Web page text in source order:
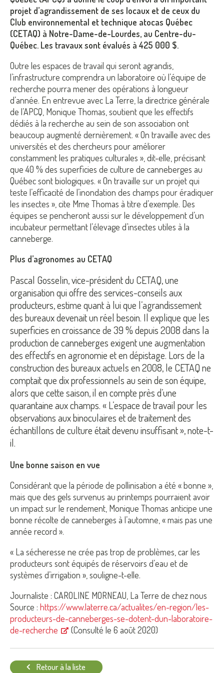
projet d’agrandissement de ses locaux et de ceux du
Club environnemental et technique atocas Québec
(CETAQ) à Notre-Dame-de-Lourdes, au Centre-du-
Québec. Les travaux sont évalués à 425 000 $.
Outre les espaces de travail qui seront agrandis,
l’infrastructure comprendra un laboratoire où l’équipe de
recherche pourra mener des opérations à longueur
d’année. En entrevue avec La Terre, la directrice générale
de l’APCQ, Monique Thomas, soutient que les effectifs
dédiés à la recherche au sein de son association ont
beaucoup augmenté dernièrement. « On travaille avec des
universités et des chercheurs pour améliorer
constamment les pratiques culturales », dit-elle, précisant
que 40 % des superficies de culture de canneberges au
Québec sont biologiques. « On travaille sur un projet qui
teste l’efficacité de l’inondation des champs pour éradiquer
les insectes », cite Mme Thomas à titre d’exemple. Des
équipes se pencheront aussi sur le développement d’un
incubateur permettant l’élevage d’insectes utiles à la
canneberge.
Plus d’agronomes au CETAQ
Pascal Gosselin, vice-président du CETAQ, une
organisation qui offre des services-conseils aux
producteurs, estime quant à lui que l’agrandissement
des bureaux devenait un réel besoin. Il explique que les
superficies en croissance de 39 % depuis 2008 dans la
production de canneberges exigent une augmentation
des effectifs en agronomie et en dépistage. Lors de la
construction des bureaux actuels en 2008, le CETAQ ne
comptait que dix professionnels au sein de son équipe,
alors que cette saison, il en compte près d’une
quarantaine aux champs. « L’espace de travail pour les
observations aux binoculaires et de traitement des
échantillons de culture était devenu insuffisant », note-t-
il.
Une bonne saison en vue
Considérant que la période de pollinisation a été « bonne »,
mais que des gels survenus au printemps pourraient avoir
un impact sur le rendement, Monique Thomas anticipe une
bonne récolte de canneberges à l’automne, « mais pas une
année record ».
« La sécheresse ne crée pas trop de problèmes, car les
producteurs sont équipés de réservoirs d’eau et de
systèmes d’irrigation », souligne-t-elle.
Journaliste : CAROLINE MORNEAU, La Terre de chez nous
Source : https://www.laterre.ca/actualites/en-region/les-
producteurs-de-canneberges-se-dotent-dun-laboratoire-
de-recherche
(Consulté le 6 août 2020)
Retour à la liste